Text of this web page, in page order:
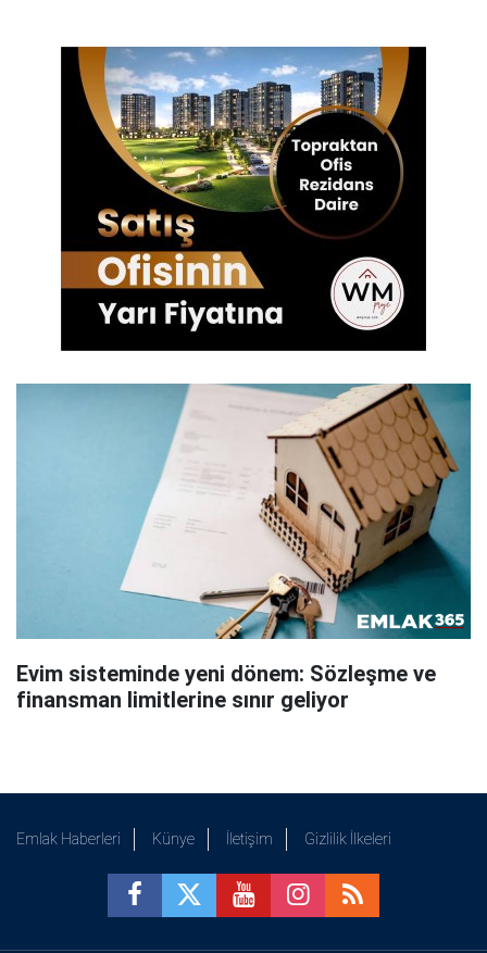
Evim sisteminde yeni dönem: Sözleşme ve
finansman limitlerine sınır geliyor
Emlak Haberleri Künye İletişim Gizlilik İlkeleri